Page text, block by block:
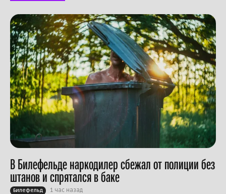
В Билефельде наркодилер сбежал от полиции без
штанов и спрятался в баке
Билефельд 1 час назад